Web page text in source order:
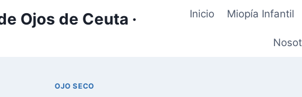
Ojos de Ceuta ·
Inicio Miopía Infantil
OJO SECO